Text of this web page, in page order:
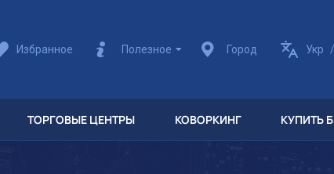
Избранное Полезное Город Укр
ТОРГОВЫЕ ЦЕНТРЫ КОВОРКИНГ КУПИТЬ